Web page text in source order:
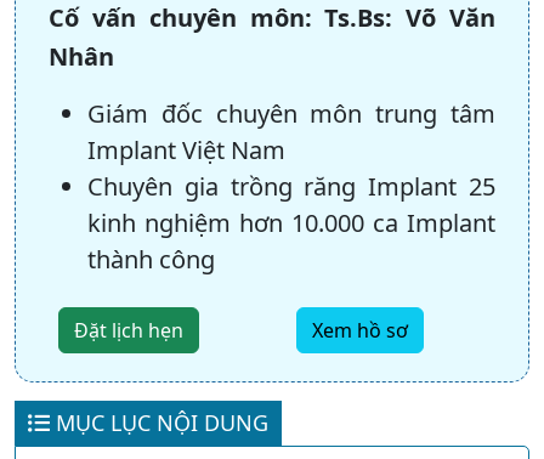
Cố vấn chuyên môn:Ts.Bs: Võ Văn
Nhân
Giám đốc chuyên môn trung tâm
Implant Việt Nam
Chuyên gia trồng răng Implant 25
kinh nghiệm hơn 10.000 ca Implant
thành công
Đặt lịch hẹn Xem hồ sơ
MỤC LỤC NỘI DUNG